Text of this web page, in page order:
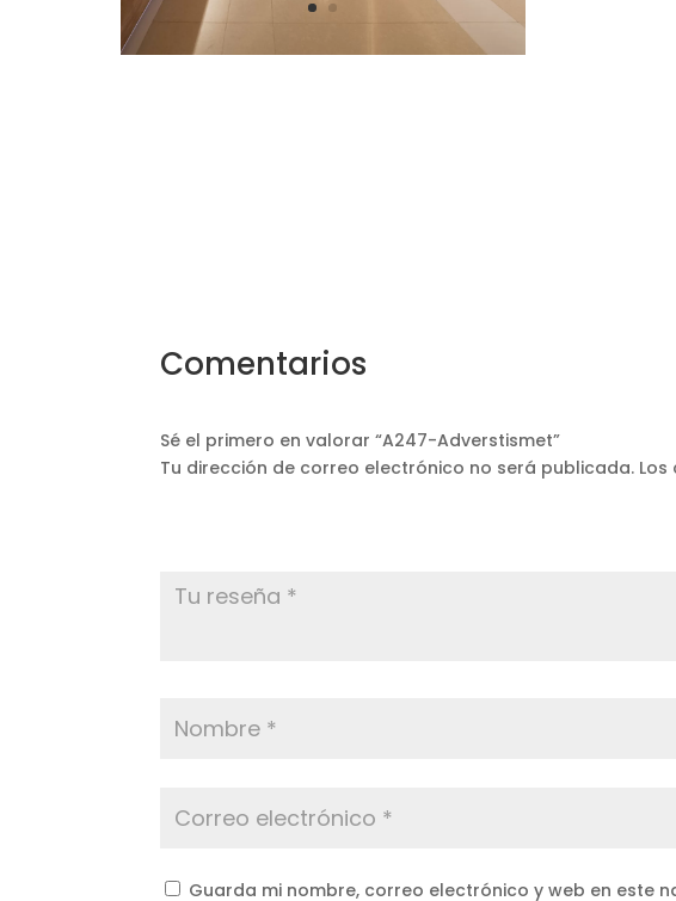
Comentarios
Sé el primero en valorar “A247-Adverstismet”
Tu dirección de correo electrónico no será publicada.
Guarda mi nombre, correo electrónico y web en este